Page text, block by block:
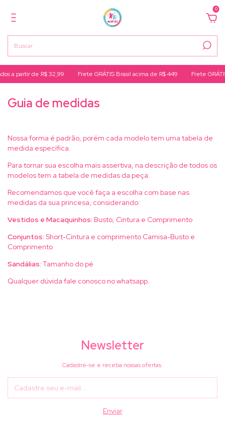
0
a partir de R$ 32,99 Frete GRÁTIS Brasil acima de R$ 449 Frete
Guia de medidas
Nossa forma é padrão, porém cada modelo tem uma tabela de
medida específica.
Para tornar sua escolha mais assertiva, na descrição de todos os
modelos tem a tabela de medidas da peça.
Recomendamos que você faça a escolha com base nas
medidas da sua princesa, considerando:
Vestidos e Macaquinhos: Busto, Cintura e Comprimento
Conjuntos: Short-Cintura e comprimento Camisa-Busto e
Comprimento
Sandálias: Tamanho do pé
Qualquer dúvida fale conosco no whatsapp.
Newsletter
Cadastre-se e receba nossas ofertas.